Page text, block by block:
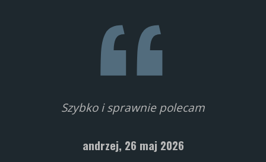
Szybko i sprawnie polecam
andrzej, 26 maj 2026